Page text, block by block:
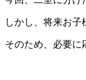
しかし、将来お子
そのため、必要に